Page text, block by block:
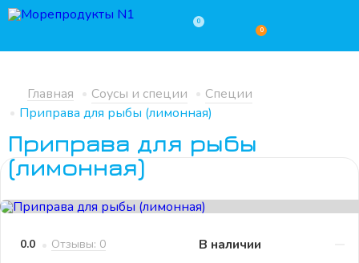
0
0
Главная Соусы и специи
Специи
Приправа для рыбы (лимонная)
Приправа для рыбы
(лимонная)
0.0 Отзывы: 0 В наличии